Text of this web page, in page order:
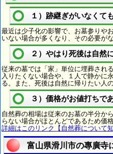
１）跡継ぎがいなくて
最近は少子化の影響で、お墓参りや
いない場合が多くなり、その必要が
２）やはり死後は自然
従来の墓では「家」単位に埋葬され
入りたくない場合や、１人で静かに
る。また、死後は自然に帰りたい人
３）価格がお値打ちで
自然葬の相場は従来のお墓の半分か
らない場合がほとんどであるため価
詳細はこのリンク【自然葬について知
富山県滑川市の專廣寺